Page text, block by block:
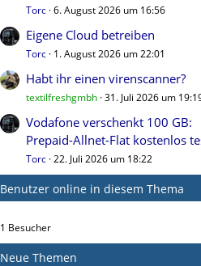
Torc 6. August 2026 um 16:56
Eigene Cloud betreiben
Torc 1. August 2026 um 22:01
Habt ihr einen virenscanner?
textilfreshgmbh 31. Juli 2026 um
Vodafone verschenkt 100 GB:
Prepaid-Allnet-Flat kostenlos
Torc 22. Juli 2026 um 18:22
Benutzer online in diesem Thema
1 Besucher
Neue Themen